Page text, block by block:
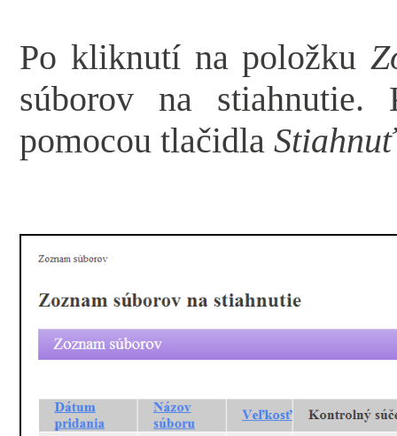
Po kliknutí na položku
súborov na
pomocou tlačidla Stiahnuť